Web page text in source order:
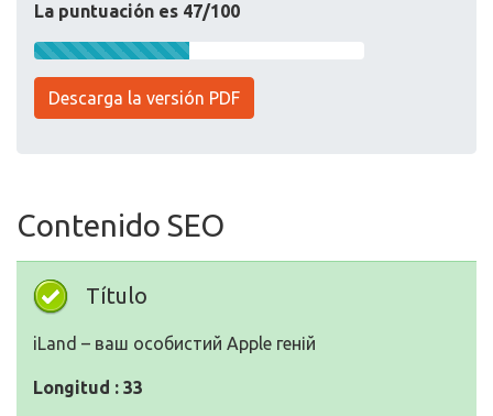
La puntuación es 47/100
Descarga la versión PDF
Contenido SEO
Título
iLand – ваш особистий Apple геній
Longitud : 33